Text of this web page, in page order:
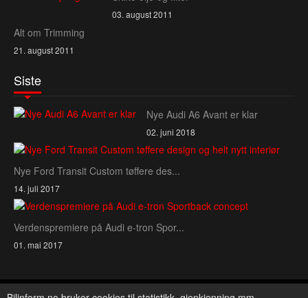
03. august 2011
Alt om Trimming
21. august 2011
Siste
Nye Audi A6 Avant er klar
02. juni 2018
Nye Ford Transit Custom tøffere des...
14. juli 2017
Verdenspremiere på Audi e‑tron Spor...
01. mai 2017